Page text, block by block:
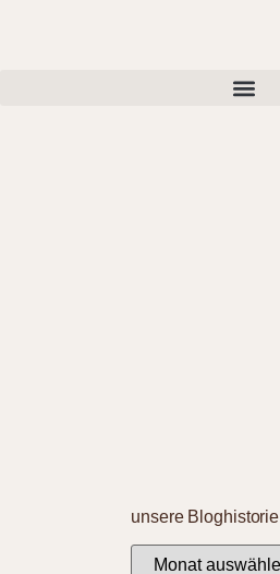
unsere Bloghistorie